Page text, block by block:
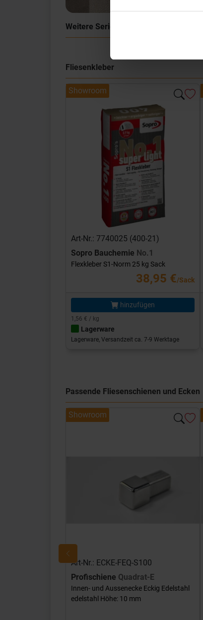
Weitere Serien von Sant Agostino
Fliesenkleber
Showroom
Art-Nr.: 7740025 (400-21)
Sopro Bauchemie No.1
Flexkleber S1-Norm 25 kg Sack
38,95 €/Sack
hinzufügen
1,56 € / kg
Lagerware
Lagerware, Versandzeit ca. 7-9 Werktage
Passende Fliesenschienen und Ecken
Showroom
Art-Nr.: ECKE-FEQ-S100
Profischiene Quadrat-E
Innen- und Aussenecke Eckig Edelstahl
edelstahl Höhe: 10 mm